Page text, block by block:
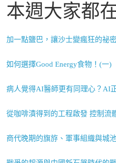
本週大家都
加一點鹽巴，讓沙士變瘋狂的祕密
如何選擇Good Energy食物！(一)
病人覺得AI醫師更有同理心？AI
從咖啡漬得到的工程啟發 控制流
商代晚期的旗斿、軍事組織與城